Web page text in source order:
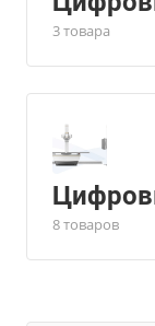
3 товара
8 товаров